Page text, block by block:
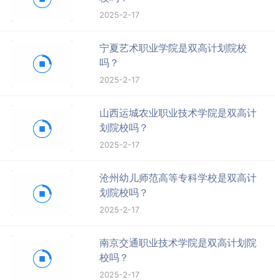
2025-2-17
宁夏艺术职业学院是双高计划院校
吗？
2025-2-17
山西运城农业职业技术学院是双高计
划院校吗？
2025-2-17
沧州幼儿师范高等专科学校是双高计
划院校吗？
2025-2-17
南京交通职业技术学院是双高计划院
校吗？
2025-2-17